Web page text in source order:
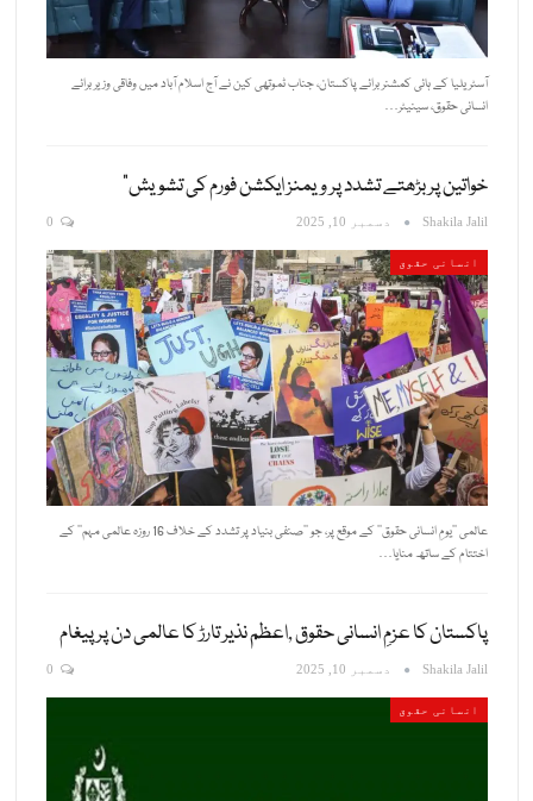
آسٹریلیا کے ہائی کمشنر برائے پاکستان، جناب ٹموتھی کین نے آج اسلام آباد میں وفاقی وزیر برائے
انسانی حقوق، سینیٹر…
خواتین پر بڑھتے تشدد پر ویمنز ایکشن فورم کی تشویش”
Shakila Jalil دسمبر 10, 2025
انسانی حقوق
عالمی ’’یومِ انسانی حقوق‘‘ کے موقع پر، جو ’’صنفی بنیاد پر تشدد کے خلاف 16 روزہ عالمی مہم‘‘ کے
اختتام کے ساتھ منایا…
پاکستان کا عزمِ انسانی حقوق ,اعظم نذیر تارڑ کا عالمی دن پر پیغام
Shakila Jalil دسمبر 10, 2025
انسانی حقوق